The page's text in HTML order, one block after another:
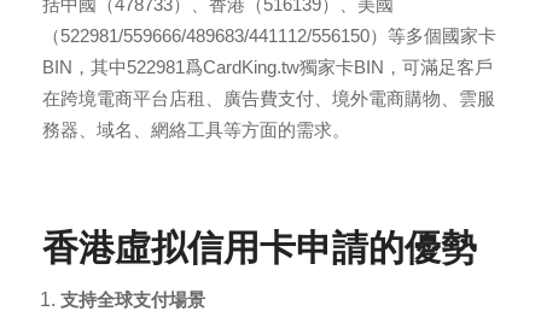
括中國（478733）、香港（516139）、美國
（522981/559666/489683/441112/556150）等多個國家卡
BIN，其中522981爲CardKing.tw獨家卡BIN，可滿足客戶
在跨境電商平台店租、廣告費支付、境外電商購物、雲服
務器、域名、網絡工具等方面的需求。
香港虛拟信用卡申請的優勢
支持全球支付場景